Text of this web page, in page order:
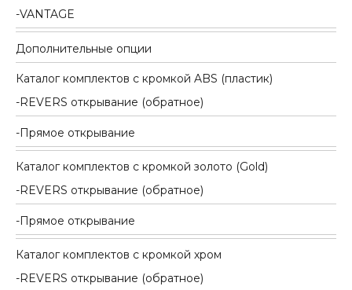
VANTAGE
Дополнительные опции
Каталог комплектов c кромкой ABS (пластик)
REVERS открывание (обратное)
Прямое открывание
Каталог комплектов c кромкой золото (Gold)
REVERS открывание (обратное)
Прямое открывание
Каталог комплектов c кромкой хром
REVERS открывание (обратное)